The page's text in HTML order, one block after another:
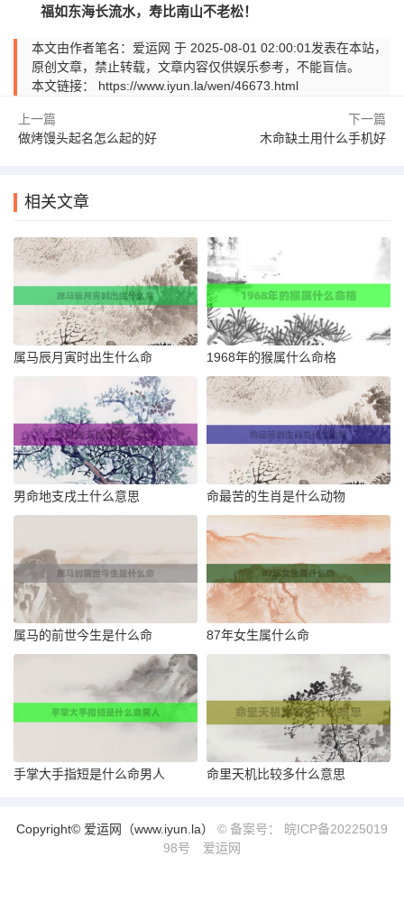
福如东海长流水，寿比南山不老松！
本文由作者笔名：爱运网 于 2025-08-01 02:00:01发表在本站，
原创文章，禁止转载，文章内容仅供娱乐参考，不能盲信。
本文链接： https://www.iyun.la/wen/46673.html
上一篇
做烤馒头起名怎么起的好
下一篇
木命缺土用什么手机好
相关文章
属马辰月寅时出生什么命 1968年的猴属什么命格
男命地支戌土什么意思 命最苦的生肖是什么动物
属马的前世今生是什么命 87年女生属什么命
手掌大手指短是什么命男人 命里天机比较多什么意思
Copyright© 爱运网（www.iyun.la） © 备案号： 皖ICP备20225019
98号
爱运网